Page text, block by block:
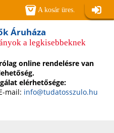
Áruháza
a legkisebbeknek
online rendelésre van
elérhetősége:
mail: info@tudatosszulo.hu
A kosár üres.